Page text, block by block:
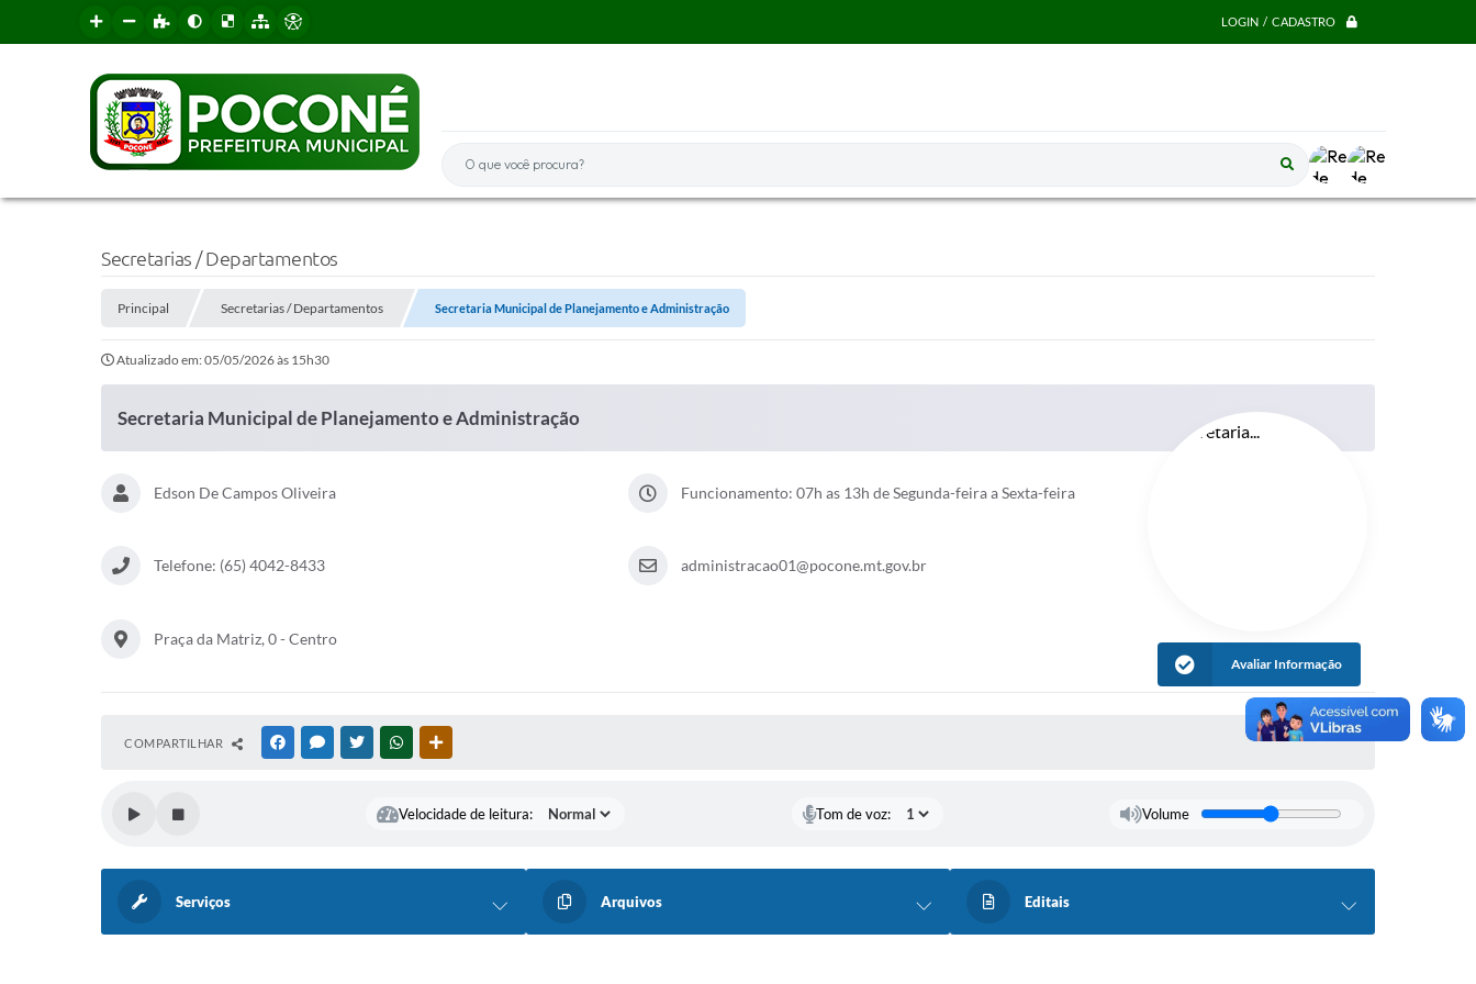
LOGIN / CADASTRO
O que você procura?
Secretarias / Departamentos
Principal Secretarias / Departamentos Secretaria Municipal de Planejamento e Administração
Atualizado em: 05/05/2026 às 15h30
Secretaria Municipal de Planejamento e Administração
Edson De Campos Oliveira Funcionamento: 07h as 13h de Segunda-feira a Sexta-feira
Telefone: (65) 4042-8433 administracao01@pocone.mt.gov.br
Praça da Matriz, 0 - Centro
Avaliar Informação
COMPARTILHAR FACEBOOKMESSENGER
TWITTERWHATSAPP
Velocidade de leitura: Tom de voz: Volume
Serviços Arquivos Editais